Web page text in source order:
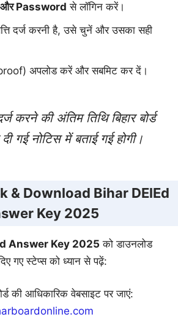
Password से लॉगिन करें।
दर्ज करनी है, उसे चुनें और उसका सही
अपलोड करें और सबमिट कर दें।
करने की अंतिम तिथि बिहार बोर्ड
दी गई नोटिस में बताई गई होगी।
& Download Bihar DElEd
Key 2025
Answer Key 2025 को डाउनलोड
गए स्टेप्स को ध्यान से पढ़ें:
की आधिकारिक वेबसाइट पर जाएं: